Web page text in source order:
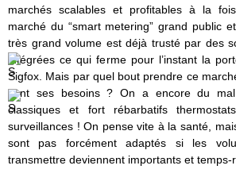
marchés scalables et profitables à la
marché du “smart metering” grand public
très grand volume est déjà trusté par des
intégrées ce qui ferme pour l’instant la
Sigfox. Mais par quel bout prendre ce
sont ses besoins ? On a encore du
classiques et fort rébarbatifs
surveillances ! On pense vite à la santé,
sont pas forcément adaptés si les
transmettre deviennent importants et temps-